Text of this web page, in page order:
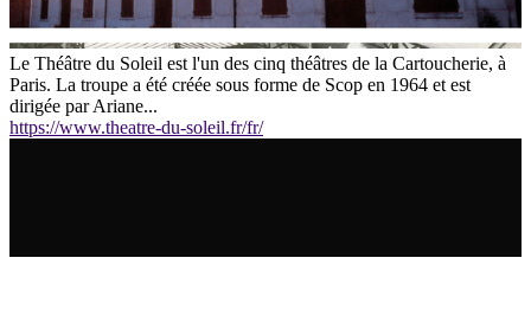
Le Théâtre du Soleil est l'un des cinq théâtres de la Cartoucherie, à
Paris. La troupe a été créée sous forme de Scop en 1964 et est
dirigée par Ariane...
https://www.theatre-du-soleil.fr/fr/